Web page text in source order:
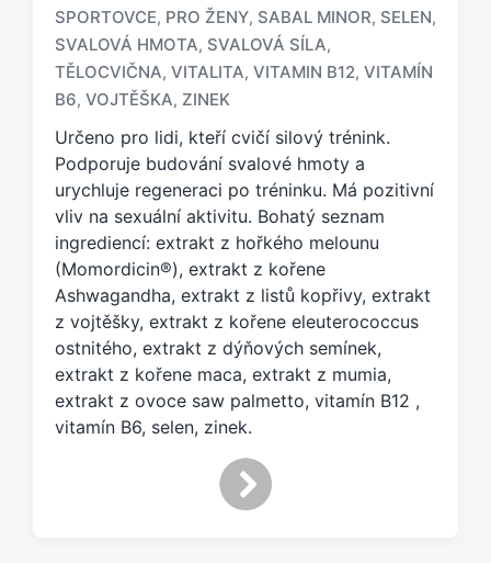
z
n
a
č
n
o
t
a
g
e
m
:
SPORTOVCE, PRO ŽENY, SABAL MINOR, SELEN,
SVALOVÁ HMOTA, SVALOVÁ SÍLA,
TĚLOCVIČNA, VITALITA, VITAMIN B12, VITAMÍN
B6, VOJTĚŠKA, ZINEK
Určeno pro lidi, kteří cvičí silový trénink.
Podporuje budování svalové hmoty a
urychluje regeneraci po tréninku. Má pozitivní
vliv na sexuální aktivitu. Bohatý seznam
ingrediencí: extrakt z hořkého melounu
(Momordicin®), extrakt z kořene
Ashwagandha, extrakt z listů kopřivy, extrakt
z vojtěšky, extrakt z kořene eleuterococcus
ostnitého, extrakt z dýňových semínek,
extrakt z kořene maca, extrakt z mumia,
extrakt z ovoce saw palmetto, vitamín B12 ,
vitamín B6, selen, zinek.